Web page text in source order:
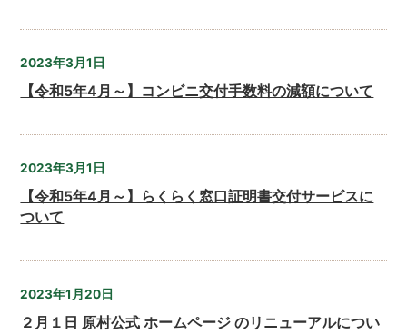
2023年3月1日
【令和5年4月～】コンビニ交付手数料の減額について
2023年3月1日
【令和5年4月～】らくらく窓口証明書交付サービスに
ついて
2023年1月20日
２月１日 原村公式 ホームページ のリニューアルについ